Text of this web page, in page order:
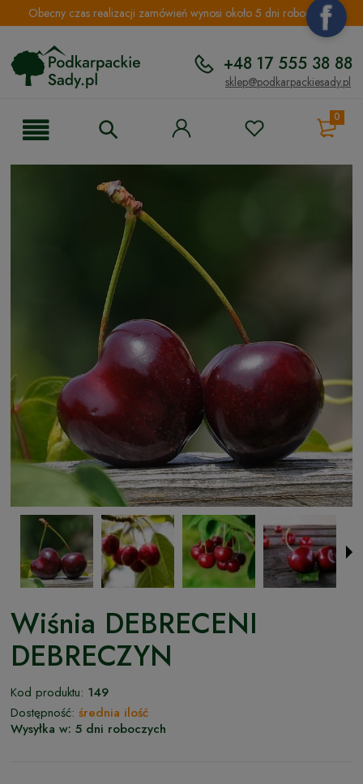
Obecny czas realizacji zamówień wynosi około 5 dni roboczych.
+48 17 555 38 88
sklep@podkarpackiesady.pl
0
Wiśnia DEBRECENI
DEBRECZYN
Kod produktu: 149
Dostępność: średnia ilość
Wysyłka w: 5 dni roboczych